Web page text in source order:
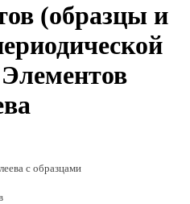
(образцы и
с образцами